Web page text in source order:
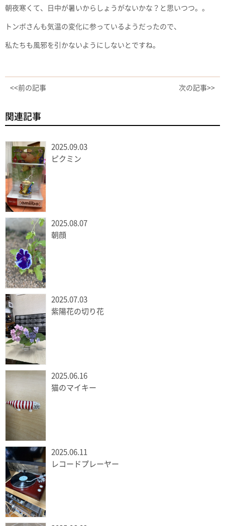
朝夜寒くて、日中が暑いからしょうがないかな？と思いつつ。。
トンボさんも気温の変化に参っているようだったので、
私たちも風邪を引かないようにしないとですね。
<<前の記事 次の記事>>
関連記事
2025.09.03
ピクミン
2025.08.07
朝顔
2025.07.03
紫陽花の切り花
2025.06.16
猫のマイキー
2025.06.11
レコードプレーヤー